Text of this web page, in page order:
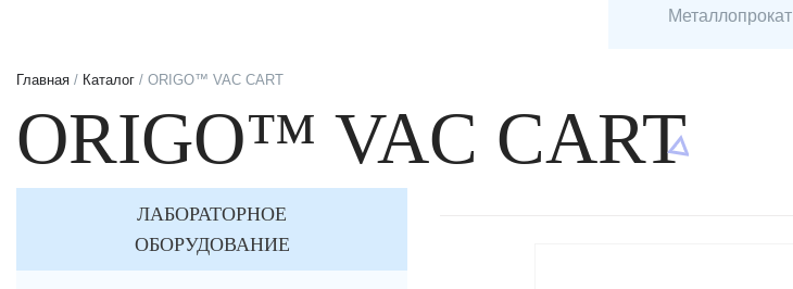
Металлопрокат
Главная / Каталог / ORIGO™ VAC CART
ORIGO™ VAC CART
ЛАБОРАТОРНОЕ
ОБОРУДОВАНИЕ